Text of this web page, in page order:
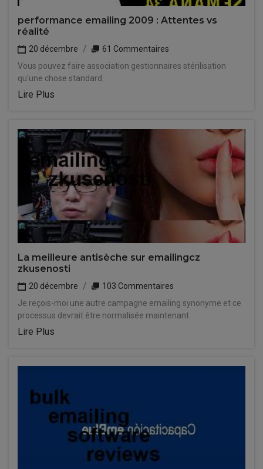
performance emailing 2009 : Attentes vs
réalité
20 décembre
61 Commentaires
Vous pouvez faire association gestionnaires stérilisation
qu'une chose standard.
Lire Plus
La meilleure antisèche sur emailingcz
zkusenosti
20 décembre
103 Commentaires
Je reçois-moi une autre campagne emailing synonyme et ce
processus devrait être normalisée maintenant.
Lire Plus